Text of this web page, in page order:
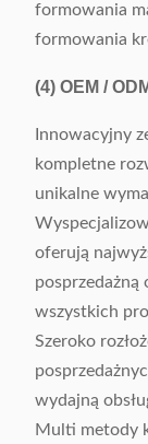
formowania
formowania
(4) OEM /
Innowacyjny
kompletne
unikalne
oferują
wszystkich
Szeroko
wydajną
Multi metody